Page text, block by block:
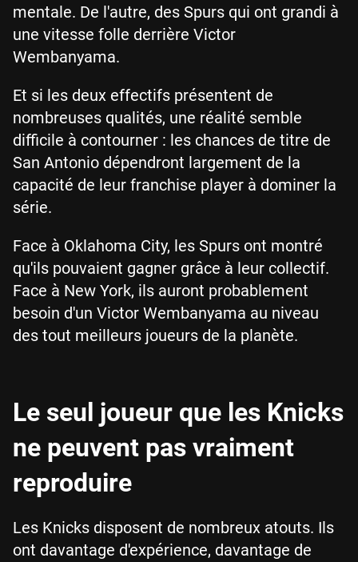
mentale. De l'autre, des Spurs qui ont grandi à
une vitesse folle derrière Victor
Wembanyama.
Et si les deux effectifs présentent de
nombreuses qualités, une réalité semble
difficile à contourner : les chances de titre de
San Antonio dépendront largement de la
capacité de leur franchise player à dominer la
série.
Face à Oklahoma City, les Spurs ont montré
qu'ils pouvaient gagner grâce à leur collectif.
Face à New York, ils auront probablement
besoin d'un Victor Wembanyama au niveau
des tout meilleurs joueurs de la planète.
Le seul joueur que les Knicks
ne peuvent pas vraiment
reproduire
Les Knicks disposent de nombreux atouts. Ils
ont davantage d'expérience, davantage de